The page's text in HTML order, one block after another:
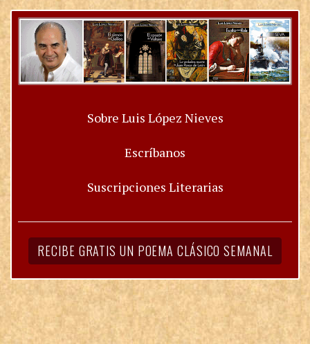
Sobre Luis López Nieves
Escríbanos
Suscripciones Literarias
RECIBE GRATIS UN POEMA CLÁSICO SEMANAL